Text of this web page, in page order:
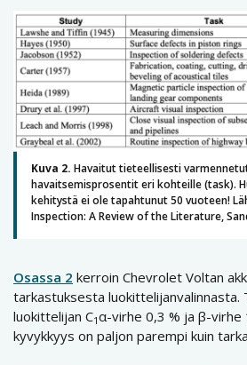
Kuva 2. Havaitut tieteellisesti
havaitsemisprosentit eri kohteille (task).
kehitystä ei ole tapahtunut 50 vuoteen!
Inspection: A Review of the Literature,
Osassa 2 kerroin Chevrolet Voltan
tarkastuksesta luokittelijanvalinnasta.
luokittelijan C1α-virhe 0,3 % ja β-virhe
kyvykkyys on paljon parempi kuin